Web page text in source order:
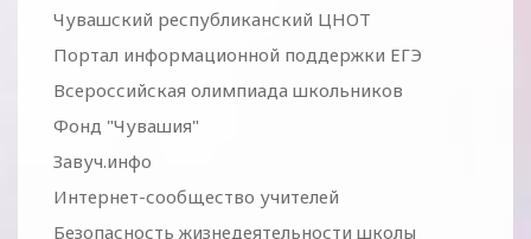
Чувашский республиканский ЦНОТ
Портал информационной поддержки ЕГЭ
Всероссийская олимпиада школьников
Фонд "Чувашия"
Завуч.инфо
Интернет-сообщество учителей
Безопасность жизнедеятельности школы